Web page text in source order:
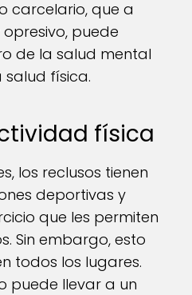
carcelario, que a
puede
de la salud mental
salud física.
física
los reclusos tienen
deportivas y
que les permiten
Sin embargo, esto
todos los lugares.
puede llevar a un